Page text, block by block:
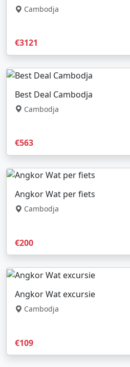
Cambodja
€3121
Best Deal Cambodja
Cambodja
€563
Angkor Wat per fiets
Cambodja
€200
Angkor Wat excursie
Cambodja
€109